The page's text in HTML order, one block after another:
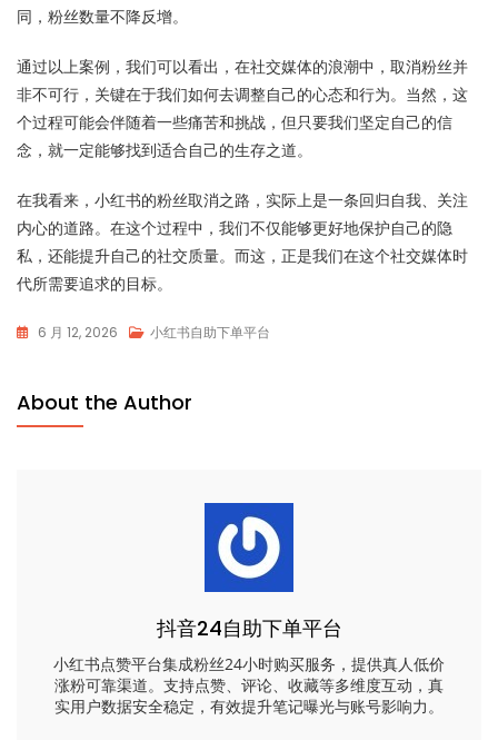
同，粉丝数量不降反增。
通过以上案例，我们可以看出，在社交媒体的浪潮中，取消粉丝并
非不可行，关键在于我们如何去调整自己的心态和行为。当然，这
个过程可能会伴随着一些痛苦和挑战，但只要我们坚定自己的信
念，就一定能够找到适合自己的生存之道。
在我看来，小红书的粉丝取消之路，实际上是一条回归自我、关注
内心的道路。在这个过程中，我们不仅能够更好地保护自己的隐
私，还能提升自己的社交质量。而这，正是我们在这个社交媒体时
代所需要追求的目标。
6 月 12, 2026 小红书自助下单平台
About the Author
抖音24自助下单平台
小红书点赞平台集成粉丝24小时购买服务，提供真人低价
涨粉可靠渠道。支持点赞、评论、收藏等多维度互动，真
实用户数据安全稳定，有效提升笔记曝光与账号影响力。